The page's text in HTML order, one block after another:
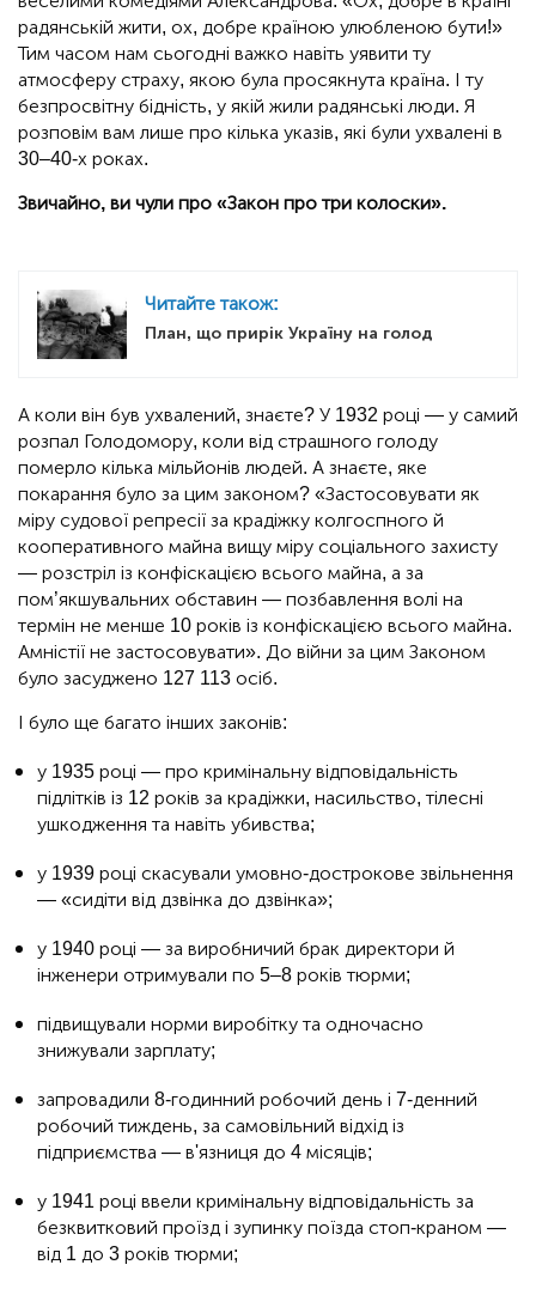
радянській жити, ох, добре країною улюбленою бути!»
Тим часом нам сьогодні важко навіть уявити ту
атмосферу страху, якою була просякнута країна. І ту
безпросвітну бідність, у якій жили радянські люди. Я
розповім вам лише про кілька указів, які були ухвалені в
30–40-х роках.
Звичайно, ви чули про «Закон про три колоски».
Читайте також:
План, що прирік Україну на голод
А коли він був ухвалений, знаєте? У 1932 році — у самий
розпал Голодомору, коли від страшного голоду
померло кілька мільйонів людей. А знаєте, яке
покарання було за цим законом? «Застосовувати як
міру судової репресії за крадіжку колгоспного й
кооперативного майна вищу міру соціального захисту
— розстріл із конфіскацією всього майна, а за
пом’якшувальних обставин — позбавлення волі на
термін не менше 10 років із конфіскацією всього майна.
Амністії не застосовувати». До війни за цим Законом
було засуджено 127 113 осіб.
І було ще багато інших законів:
у 1935 році — про кримінальну відповідальність
підлітків із 12 років за крадіжки, насильство, тілесні
ушкодження та навіть убивства;
у 1939 році скасували умовно-дострокове звільнення
— «сидіти від дзвінка до дзвінка»;
у 1940 році — за виробничий брак директори й
інженери отримували по 5–8 років тюрми;
підвищували норми виробітку та одночасно
знижували зарплату;
запровадили 8-годинний робочий день і 7-денний
робочий тиждень, за самовільний відхід із
підприємства — в'язниця до 4 місяців;
у 1941 році ввели кримінальну відповідальність за
безквитковий проїзд і зупинку поїзда стоп-краном —
від 1 до 3 років тюрми;